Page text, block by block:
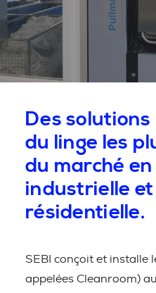
Des
du linge les
du marché
industrielle
résidentielle.
SEBI conçoit et installe
appelées Cleanroom)